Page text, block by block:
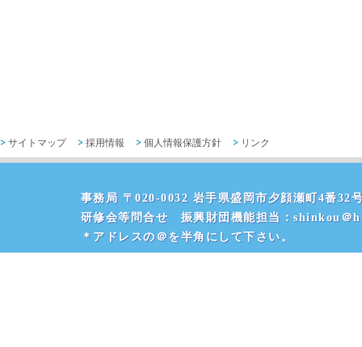
サイトマップ 採用情報 個人情報保護方針 リンク
事務局 〒020-0032 岩手県盛岡市夕顔瀬町4番32
研修会等問合せ 振興財団機能担当：
＊アドレスの＠を半角にして下さい。